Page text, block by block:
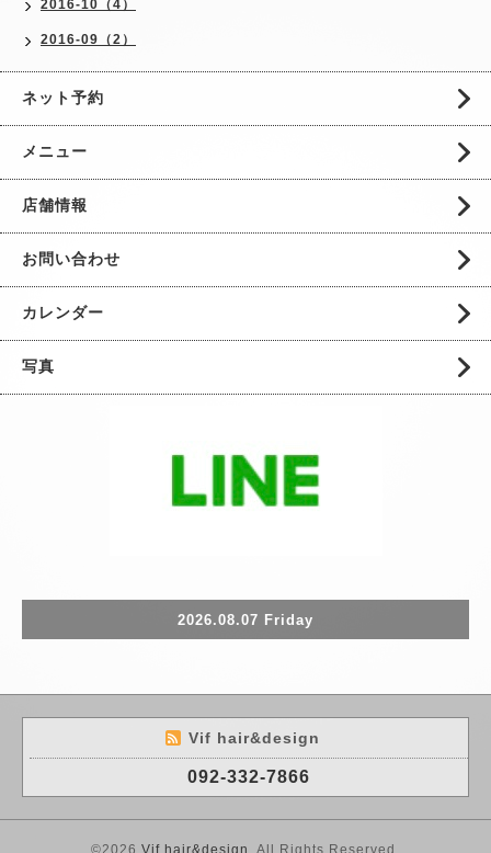
2016-10（4）
2016-09（2）
ネット予約
メニュー
店舗情報
お問い合わせ
カレンダー
写真
2026.08.07 Friday
Vif hair&design
092-332-7866
©2026 Vif hair&design . All Rights Reserved.